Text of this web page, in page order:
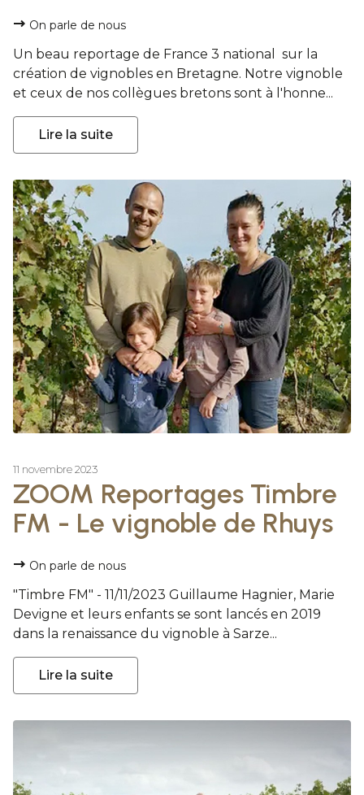
On parle de nous
Un beau reportage de France 3 national sur la
création de vignobles en Bretagne. Notre vignoble
et ceux de nos collègues bretons sont à l'honne...
Lire la suite
11 novembre 2023
ZOOM Reportages Timbre
FM - Le vignoble de Rhuys
On parle de nous
"Timbre FM" - 11/11/2023 Guillaume Hagnier, Marie
Devigne et leurs enfants se sont lancés en 2019
dans la renaissance du vignoble à Sarze...
Lire la suite